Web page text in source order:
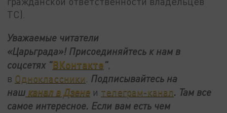
ТС).
Уважаемые читатели
«Царьграда»! Присоединяйтесь к нам в
соцсетях "ВКонтакте",
в Одноклассники Подписывайтесь на
наш канал в Дзене и телеграм-канал. Там все
самое интересное. Если вам есть чем